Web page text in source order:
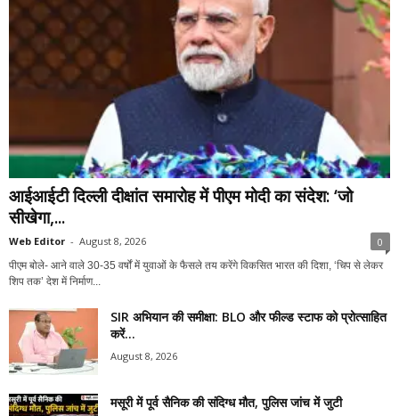
आईआईटी दिल्ली दीक्षांत समारोह में पीएम मोदी का संदेश: ‘जो
सीखेगा,...
Web Editor - August 8, 2026 0
पीएम बोले- आने वाले 30-35 वर्षों में युवाओं के फैसले तय करेंगे विकसित भारत की दिशा, ‘चिप से लेकर
शिप तक’ देश में निर्माण...
SIR अभियान की समीक्षा: BLO और फील्ड स्टाफ को प्रोत्साहित
करें...
August 8, 2026
मसूरी में पूर्व सैनिक की संदिग्ध मौत, पुलिस जांच में जुटी